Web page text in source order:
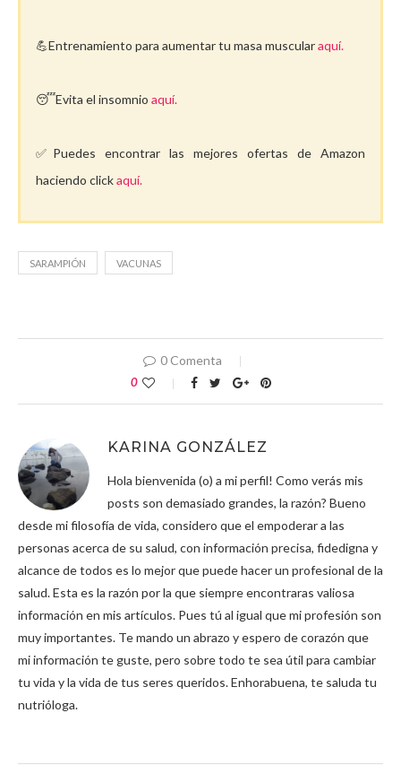
💪Entrenamiento para aumentar tu masa muscularaquí.
😴Evita el insomnio aquí.
✅Puedes encontrar las mejores ofertas de Amazon
haciendo clickaquí.
SARAMPIÓN VACUNAS
0 Comenta
0
KARINA GONZÁLEZ
Hola bienvenida (o) a mi perfil! Como verás mis
posts son demasiado grandes, la razón? Bueno
desde mi filosofía de vida, considero que el empoderar a las
personas acerca de su salud, con información precisa, fidedigna y
alcance de todos es lo mejor que puede hacer un profesional de la
salud. Esta es la razón por la que siempre encontraras valiosa
información en mis artículos. Pues tú al igual que mi profesión son
muy importantes. Te mando un abrazo y espero de corazón que
mi información te guste, pero sobre todo te sea útil para cambiar
tu vida y la vida de tus seres queridos. Enhorabuena, te saluda tu
nutrióloga.